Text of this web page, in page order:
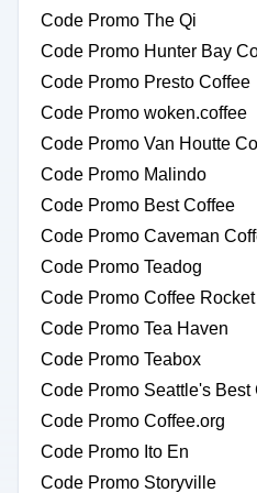
Code Promo The Qi
Code Promo Hunter Bay
Code Promo Presto Coffee
Code Promo woken.coffee
Code Promo Van Houtte
Code Promo Malindo
Code Promo Best Coffee
Code Promo Caveman
Code Promo Teadog
Code Promo Coffee Rocket
Code Promo Tea Haven
Code Promo Teabox
Code Promo Seattle's Best
Code Promo Coffee.org
Code Promo Ito En
Code Promo Storyville